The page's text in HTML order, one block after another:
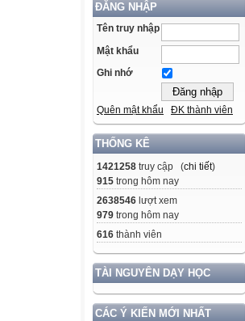
ĐĂNG NHẬP
Tên truy nhập
Mật khẩu
Ghi nhớ
Quên mật khẩu ĐK thành viên
THỐNG KÊ
1421258 truy cập (chi tiết)
915 trong hôm nay
2638546 lượt xem
979 trong hôm nay
616 thành viên
TÀI NGUYÊN DẠY HỌC
CÁC Ý KIẾN MỚI NHẤT